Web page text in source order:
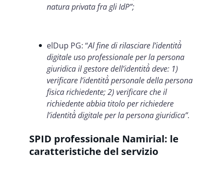
natura privata fra gli IdP”;
elDup PG: “Al fine di rilasciare l’identità̀
digitale uso professionale per la persona
giuridica il gestore dell’identità̀ deve: 1)
verificare l’identità̀ personale della persona
fisica richiedente; 2) verificare che il
richiedente abbia titolo per richiedere
l’identità̀ digitale per la persona giuridica”.
SPID professionale Namirial: le
caratteristiche del servizio